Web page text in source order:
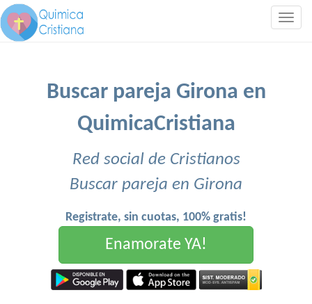
Buscar pareja Girona en
QuimicaCristiana
Red social de Cristianos
Buscar pareja en Girona
Registrate, sin cuotas, 100% gratis!
Enamorate YA!